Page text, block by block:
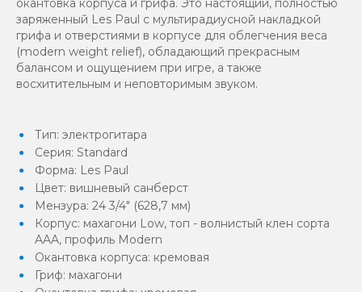
окантовка корпуса и грифа. Это настоящий, полностью
заряженный Les Paul с мультирадиусной накладкой
грифа и отверстиями в корпусе для облегчения веса
(modern weight relief), обладающий прекрасным
балансом и ощущением при игре, а также
восхитительным и неповторимым звуком.
Тип: электрогитара
Серия: Standard
Форма: Les Paul
Цвет: вишневый санберст
Мензура: 24 3/4" (628,7 мм)
Корпус: махагони Low, топ - волнистый клен сорта
AAA, профиль Modern
Окантовка корпуса: кремовая
Гриф: махагони